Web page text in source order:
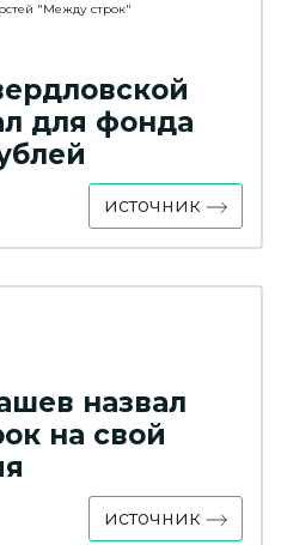
"Между строк"
для фонда
источник
назвал
на свой
источник